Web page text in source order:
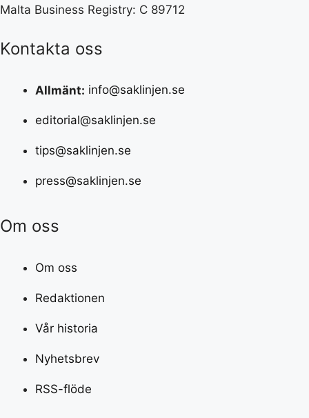
Malta Business Registry: C 89712
Kontakta oss
Allmänt: info@saklinjen.se
editorial@saklinjen.se
tips@saklinjen.se
press@saklinjen.se
Om oss
Om oss
Redaktionen
Vår historia
Nyhetsbrev
RSS-flöde